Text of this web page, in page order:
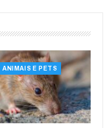
ANIMAIS E PETS